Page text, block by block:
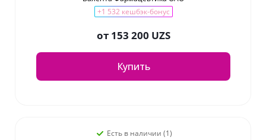
+1 532 кешбэк-бонус
от 153 200 UZS
Купить
Есть в наличии (1)